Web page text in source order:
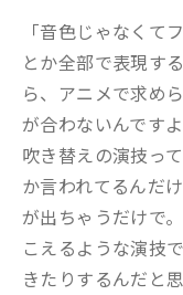
「音色じゃなくて
とか全部で表現す
ら、アニメで求め
が合わないんです
吹き替えの演技っ
か言われてるんだ
が出ちゃうだけで
こえるような演技
きたりするんだと